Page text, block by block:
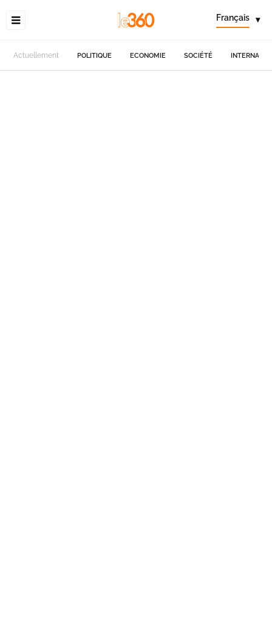
Français ▾
Actuellement POLITIQUE ECONOMIE SOCIÉTÉ